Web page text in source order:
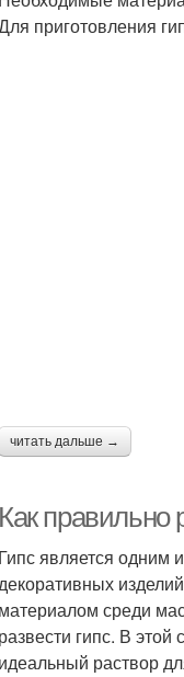
приготовления
читать дальше →
Как правильно
Гипс является одним
материалом среди
развести гипс. В
идеальный раствор